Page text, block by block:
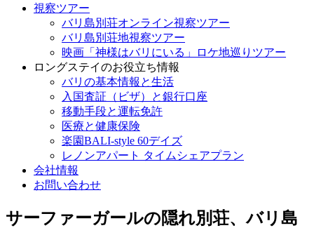
視察ツアー
バリ島別荘オンライン視察ツアー
バリ島別荘地視察ツアー
映画「神様はバリにいる」ロケ地巡りツアー
ロングステイのお役立ち情報
バリの基本情報と生活
入国査証（ビザ）と銀行口座
移動手段と運転免許
医療と健康保険
楽園BALI-style 60デイズ
レノンアパート タイムシェアプラン
会社情報
お問い合わせ
サーファーガールの隠れ別荘、バリ島